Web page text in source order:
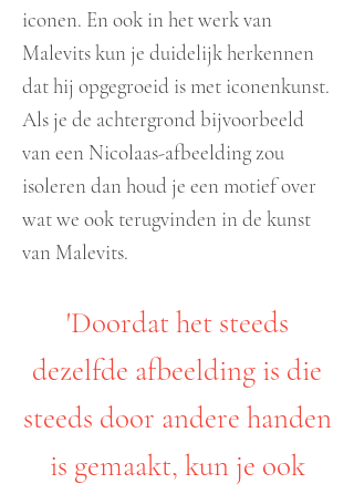
iconen. En ook in het werk van
Malevits kun je duidelijk herkennen
dat hij opgegroeid is met iconenkunst.
Als je de achtergrond bijvoorbeeld
van een Nicolaas-afbeelding zou
isoleren dan houd je een motief over
wat we ook terugvinden in de kunst
van Malevits.
'Doordat het steeds
dezelfde afbeelding is die
steeds door andere handen
is gemaakt, kun je ook